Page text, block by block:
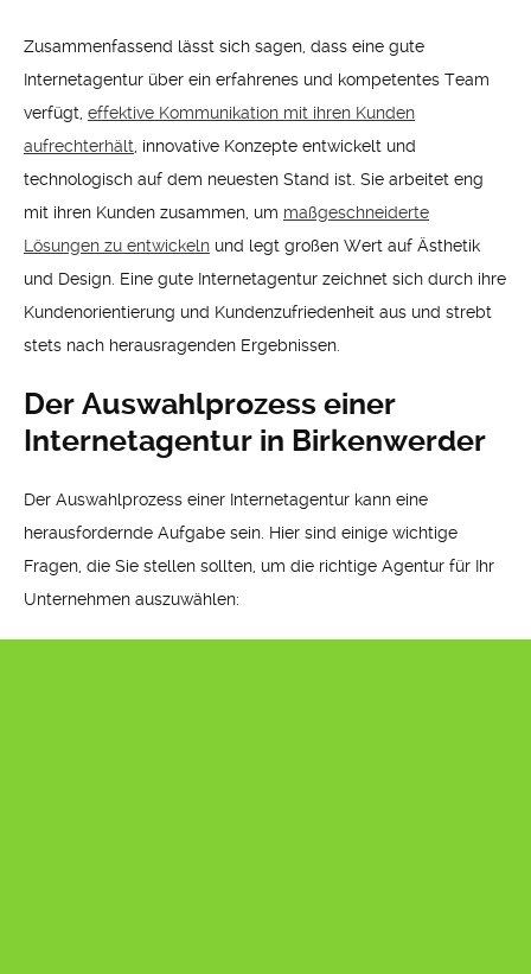
Zusammenfassend lässt sich sagen, dass eine gute
Internetagentur über ein erfahrenes und kompetentes Team
verfügt, effektive Kommunikation mit ihren Kunden
aufrechterhält , innovative Konzepte entwickelt und
technologisch auf dem neuesten Stand ist. Sie arbeitet eng
mit ihren Kunden zusammen, um maßgeschneiderte
Lösungen zu entwickeln und legt großen Wert auf Ästhetik
und Design. Eine gute Internetagentur zeichnet sich durch ihre
Kundenorientierung und Kundenzufriedenheit aus und strebt
stets nach herausragenden Ergebnissen.
Der Auswahlprozess einer
Internetagentur in Birkenwerder
Der Auswahlprozess einer Internetagentur kann eine
herausfordernde Aufgabe sein. Hier sind einige wichtige
Fragen, die Sie stellen sollten, um die richtige Agentur für Ihr
Unternehmen auszuwählen: